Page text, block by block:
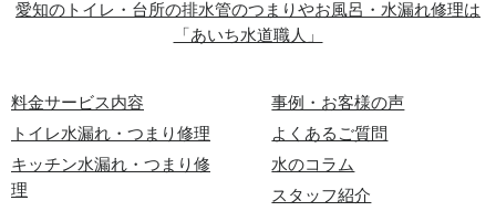
愛知のトイレ・台所の排水管のつまりやお風呂・水漏れ修理は
「あいち水道職人」
料金サービス内容
トイレ水漏れ・つまり修理
キッチン水漏れ・つまり修
理
事例・お客様の声
よくあるご質問
水のコラム
スタッフ紹介